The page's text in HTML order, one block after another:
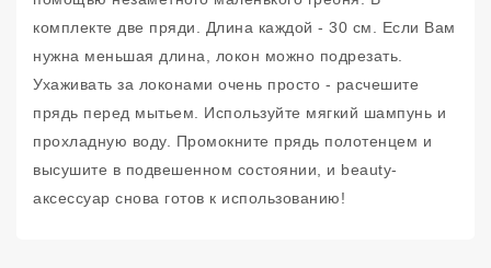
комплекте две пряди. Длина каждой - 30 см. Если Вам
нужна меньшая длина, локон можно подрезать.
Ухаживать за локонами очень просто - расчешите
прядь перед мытьем. Используйте мягкий шампунь и
прохладную воду. Промокните прядь полотенцем и
высушите в подвешенном состоянии, и beauty-
аксессуар снова готов к использованию!